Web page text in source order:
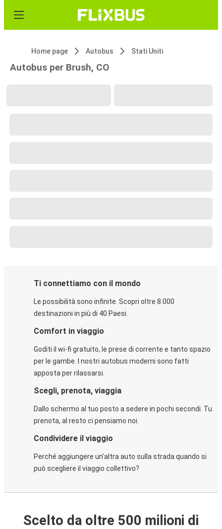
Home page Autobus Stati Uniti
Autobus per Brush, CO
Ti connettiamo con il mondo
Le possibilità sono infinite. Scopri oltre 8.000
destinazioni in più di 40 Paesi.
Comfort in viaggio
Goditi il wi-fi gratuito, le prese di corrente e tanto spazio
per le gambe. I nostri autobus moderni sono fatti
apposta per rilassarsi.
Scegli, prenota, viaggia
Dallo schermo al tuo posto a sedere in pochi secondi. Tu
prenota, al resto ci pensiamo noi.
Condividere il viaggio
Perché aggiungere un'altra auto sulla strada quando si
può scegliere il viaggio collettivo?
Scelto da oltre 500 milioni di